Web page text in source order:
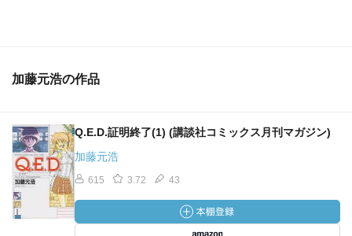
加藤元浩の作品
Q.E.D.証明終了(1) (講談社コミックス月刊マガジン)
加藤元浩
615 3.72 43